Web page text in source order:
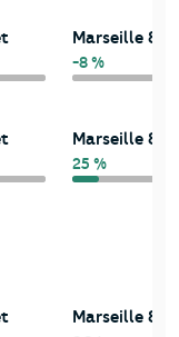
Marseille 8
-8 %
Marseille 8
25 %
Marseille 8